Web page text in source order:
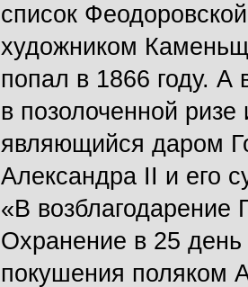
список
художником
попал в 1866 году. А
в позолоченной
являющийся даром
Александра II и его
«В возблагодарение
Охранение в 25
покушения поляком